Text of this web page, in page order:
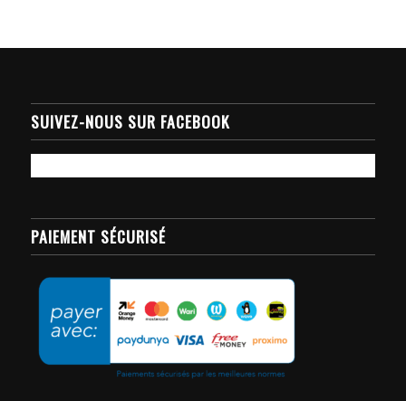
SUIVEZ-NOUS SUR FACEBOOK
PAIEMENT SÉCURISÉ